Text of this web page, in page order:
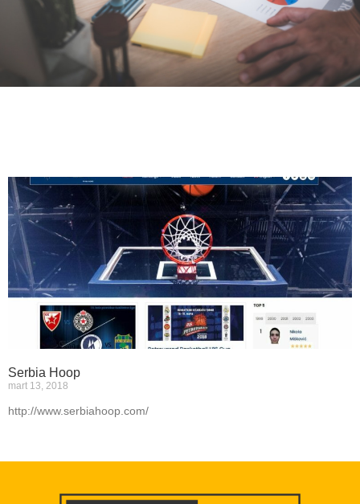
Serbia Hoop
mart 13, 2018
http://www.serbiahoop.com/